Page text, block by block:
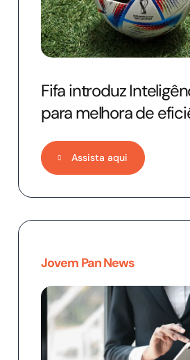
Fifa introduz
para melhora de
Assista aqui
Jovem Pan News